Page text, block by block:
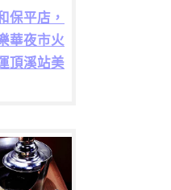
保平店，
華夜市火
頂溪站美